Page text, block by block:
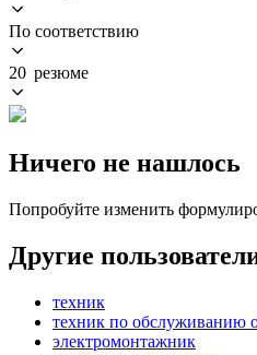
По соответствию
20 резюме
Ничего не нашлось
Попробуйте изменить
Другие
техник
техник по обслуживанию
электромонтажник